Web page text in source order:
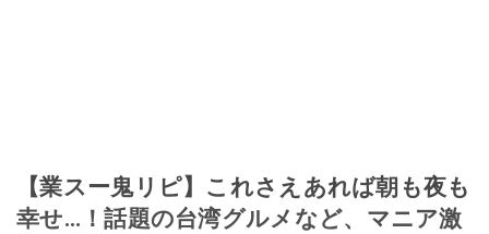
【業スー鬼リピ】これさえあれば朝も夜も
幸せ…！話題の台湾グルメなど、マニア激